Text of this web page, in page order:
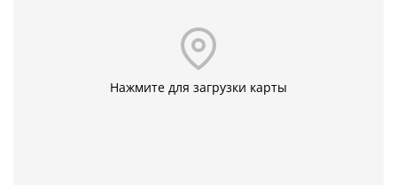
Нажмите для загрузки карты